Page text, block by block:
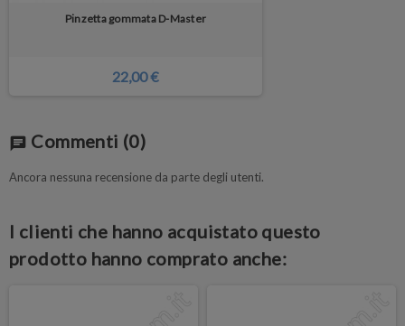
Pinzetta gommata D-Master
22,00 €
chat Commenti (0)
Ancora nessuna recensione da parte degli utenti.
I clienti che hanno acquistato questo
prodotto hanno comprato anche: